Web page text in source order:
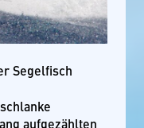
Segelfisch
aufgezählten